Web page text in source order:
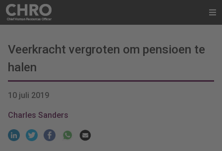
Veerkracht vergroten om pensioen te
halen
10 juli 2019
Charles Sanders